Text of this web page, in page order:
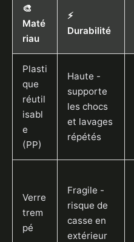
🎨
Maté
riau
⚡
Durabilité
Plasti
que
réutil
isabl
e
(PP)
Haute -
supporte
les chocs
et lavages
répétés
Verre
trem
pé
Fragile -
risque de
casse en
extérieur